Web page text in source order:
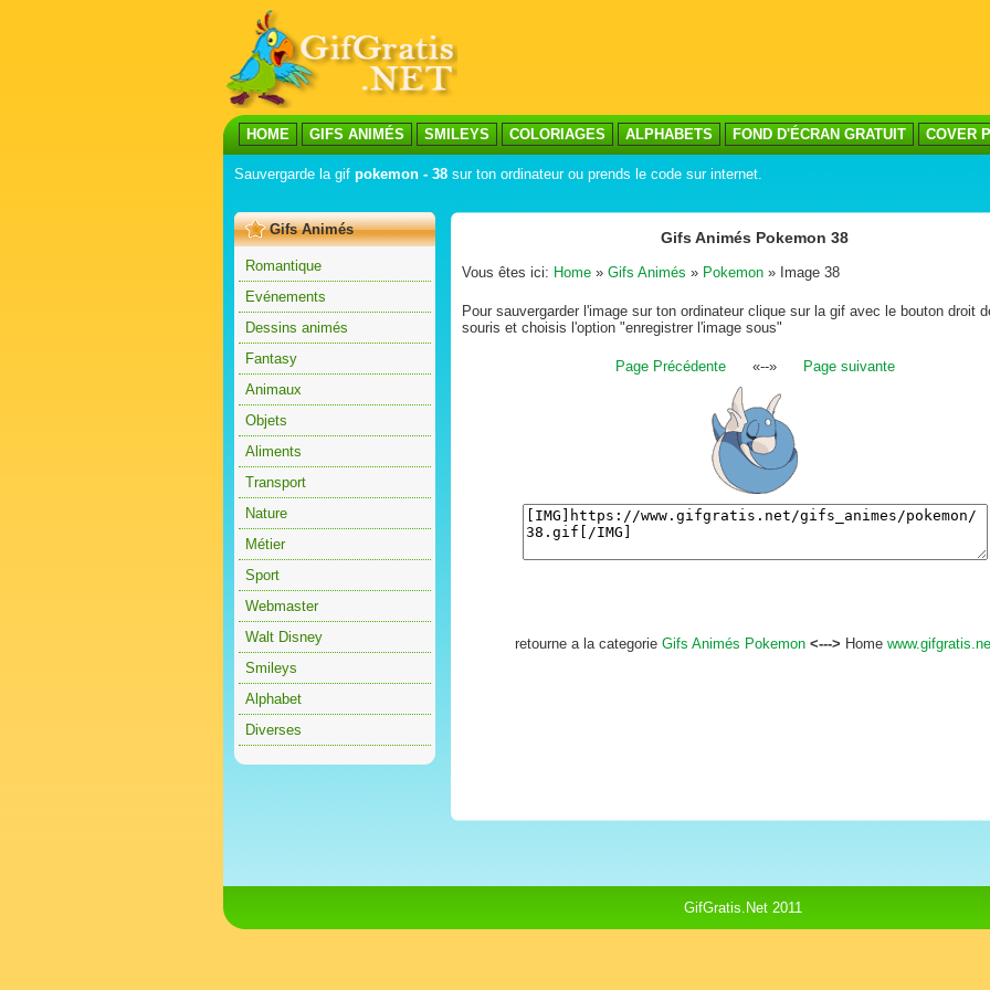
HOME GIFS ANIMÉS SMILEYS COLORIAGES ALPHABETS FOND D'ÉCRAN GRATUIT COVER
Sauvergarde la gif pokemon - 38 sur ton ordinateur ou prends le code sur internet.
Gifs Animés
Romantique
Evénements
Dessins animés
Fantasy
Animaux
Objets
Aliments
Transport
Nature
Métier
Sport
Webmaster
Walt Disney
Smileys
Alphabet
Diverses
Gifs Animés Pokemon 38
Vous êtes ici: Home » Gifs Animés » Pokemon » Image 38
Pour sauvergarder l'image sur ton ordinateur clique sur la gif avec le bouton droit
souris et choisis l'option "enregistrer l'image sous"
Page Précédente«--» Page suivante
retourne a la categorie Gifs Animés Pokemon <---> Home
GifGratis.Net 2011